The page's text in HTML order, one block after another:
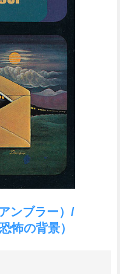
ンブラー）/
怖の背景）